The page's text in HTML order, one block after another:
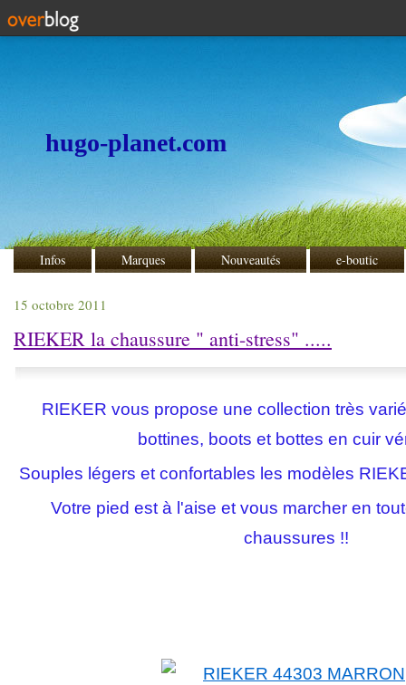
hugo-planet.com
Infos Marques Nouveautés e-boutic
15 octobre 2011
RIEKER la chaussure " anti-stress" .....
RIEKER vous propose une collection très
bottines, boots et bottes en cuir
Souples légers et confortables les modèles
Votre pied est à l'aise et vous marcher en
chaussures !!